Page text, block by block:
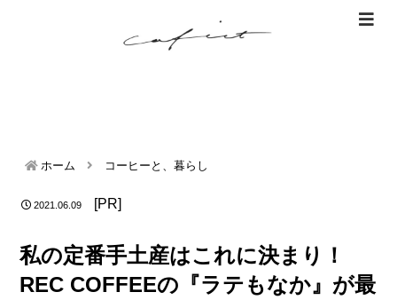
ホーム コーヒーと、暮らし
2021.06.09 [PR]
私の定番手土産はこれに決まり！
REC COFFEEの『ラテもなか』が最